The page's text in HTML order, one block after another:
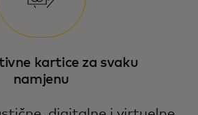
kartice za svaku
namjenu